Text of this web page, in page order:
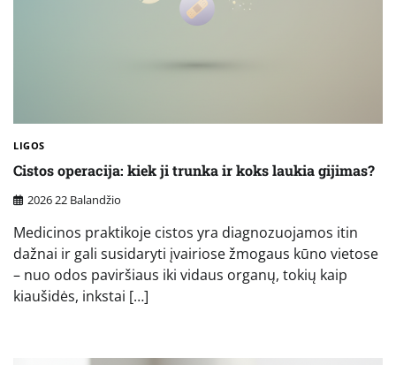
LIGOS
Cistos operacija: kiek ji trunka ir koks laukia gijimas?
2026 22 Balandžio
Medicinos praktikoje cistos yra diagnozuojamos itin
dažnai ir gali susidaryti įvairiose žmogaus kūno vietose
– nuo odos paviršiaus iki vidaus organų, tokių kaip
kiaušidės, inkstai […]